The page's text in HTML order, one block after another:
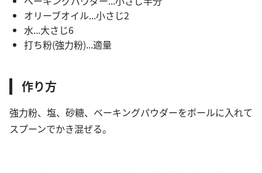
オリーブオイル...小さじ2
水...大さじ6
打ち粉(強力粉)...適量
作り方
強力粉、塩、砂糖、ベーキングパウダーをボールに入れて
スプーンでかき混ぜる。